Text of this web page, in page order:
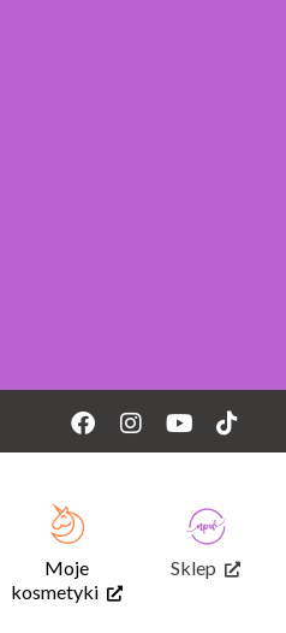
Facebook
Instagram
YoutubeTiktok
Moje
kosmetyki
Sklep